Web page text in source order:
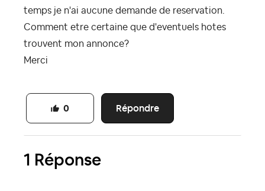
temps je n'ai aucune demande de reservation.
Comment etre certaine que d'eventuels hotes
trouvent mon annonce?
Merci
Répondre
0
1 Réponse